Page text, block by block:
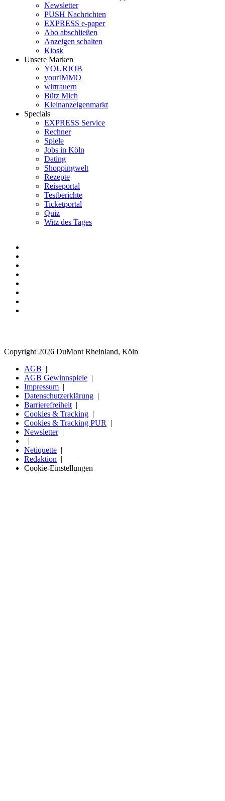
Newsletter
PUSH Nachrichten
EXPRESS e-paper
Abo abschließen
Anzeigen schalten
Kiosk
Unsere Marken
YOURJOB
yourIMMO
wirtrauern
Bütz Mich
Kleinanzeigenmarkt
Specials
EXPRESS Service
Rechner
Spiele
Jobs in Köln
Dating
Shoppingwelt
Rezepte
Reiseportal
Testberichte
Ticketportal
Quiz
Witz des Tages
Copyright 2026 DuMont Rheinland, Köln
AGB
AGB Gewinnspiele
Impressum
Datenschutzerklärung
Barrierefreiheit
Cookies & Tracking
Cookies & Tracking PUR
Newsletter
Netiquette
Redaktion
Cookie-Einstellungen